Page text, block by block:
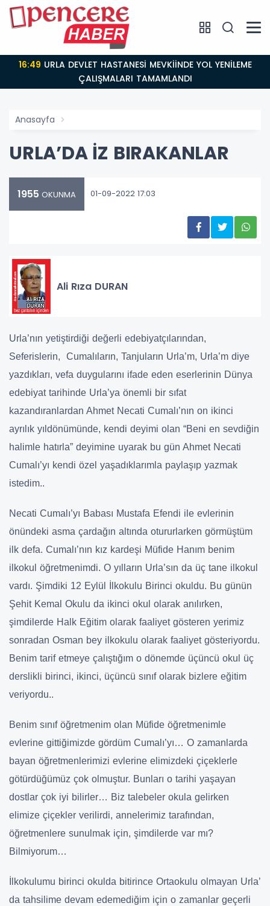
16:49
ÇALIŞMALARI TAMAMLANDI
Anasayfa
URLA’DA İZ BIRAKANLAR
1955 OKUNMA 01-09-2022 17:03
Ali Rıza DURAN
Urla’nın yetiştirdiği değerli edebiyatçılarından,
Seferislerin, Cumalıların, Tanjuların Urla’m, Urla’m diye
yazdıkları, vefa duygularını ifade eden eserlerinin Dünya
edebiyat tarihinde Urla’ya önemli bir sıfat
kazandıranlardan Ahmet Necati Cumalı’nın on ikinci
ayrılık yıldönümünde, kendi deyimi olan “Beni en sevdiğin
halimle hatırla” deyimine uyarak bu gün Ahmet Necati
Cumalı’yı kendi özel yaşadıklarımla paylaşıp yazmak
istedim..
Necati Cumalı’yı Babası Mustafa Efendi ile evlerinin
önündeki asma çardağın altında otururlarken görmüştüm
ilk defa. Cumalı’nın kız kardeşi Müfide Hanım benim
ilkokul öğretmenimdi. O yılların Urla’sın da üç tane ilkokul
vardı. Şimdiki 12 Eylül İlkokulu Birinci okuldu. Bu günün
Şehit Kemal Okulu da ikinci okul olarak anılırken,
şimdilerde Halk Eğitim olarak faaliyet gösteren yerimiz
sonradan Osman bey ilkokulu olarak faaliyet gösteriyordu.
Benim tarif etmeye çalıştığım o dönemde üçüncü okul üç
derslikli birinci, ikinci, üçüncü sınıf olarak bizlere eğitim
veriyordu..
Benim sınıf öğretmenim olan Müfide öğretmenimle
evlerine gittiğimizde gördüm Cumalı’yı… O zamanlarda
bayan öğretmenlerimizi evlerine elimizdeki çiçeklerle
götürdüğümüz çok olmuştur. Bunları o tarihi yaşayan
dostlar çok iyi bilirler… Biz talebeler okula gelirken
elimize çiçekler verilirdi, annelerimiz tarafından,
öğretmenlere sunulmak için, şimdilerde var mı?
Bilmiyorum…
İlkokulumu birinci okulda bitirince Ortaokulu olmayan Urla’
da tahsilime devam edemediğim için o zamanlar geçerli